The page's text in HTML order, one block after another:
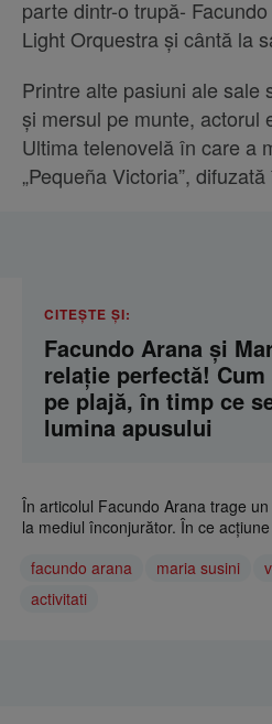
parte dintr-o trupă-
Light Orquestra și cântă la
Printre alte pasiuni ale sale
și mersul pe munte, actorul
Ultima telenovelă în care a
„Pequeña Victoria”,
CITEȘTE ȘI:
Facundo Arana și
relație perfectă!
pe plajă, în timp ce
lumina apusului
În articolul Facundo Arana trage
la mediul înconjurător. În ce
facundo arana
maria susini
activitati